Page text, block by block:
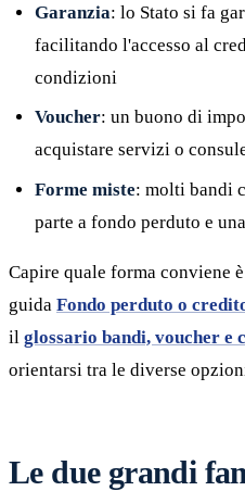
Garanzia: lo Stato si fa
facilitando l'accesso al
condizioni
Voucher: un buono di
acquistare servizi o
Forme miste: molti bandi
parte a fondo perduto e
Capire quale forma conviene
guida Fondo perduto o
il glossario bandi, voucher e
orientarsi tra le diverse
Le due grandi